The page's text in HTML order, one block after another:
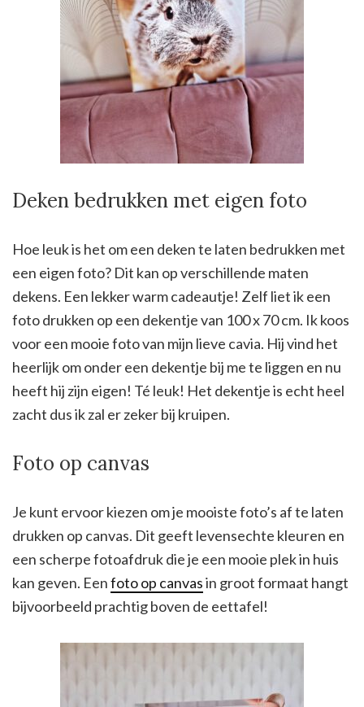
Deken bedrukken met eigen foto
Hoe leuk is het om een deken te laten bedrukken met
een eigen foto? Dit kan op verschillende maten
dekens. Een lekker warm cadeautje! Zelf liet ik een
foto drukken op een dekentje van 100 x 70 cm. Ik koos
voor een mooie foto van mijn lieve cavia. Hij vind het
heerlijk om onder een dekentje bij me te liggen en nu
heeft hij zijn eigen! Té leuk! Het dekentje is echt heel
zacht dus ik zal er zeker bij kruipen.
Foto op canvas
Je kunt ervoor kiezen om je mooiste foto’s af te laten
drukken op canvas. Dit geeft levensechte kleuren en
een scherpe fotoafdruk die je een mooie plek in huis
kan geven. Eenfoto op canvasin groot formaat hangt
bijvoorbeeld prachtig boven de eettafel!